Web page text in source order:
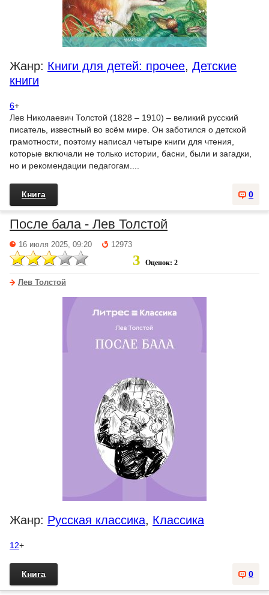
Жанр: Книги для детей: прочее, Детские
книги
6+
Лев Николаевич Толстой (1828 – 1910) – великий русский
писатель, известный во всём мире. Он заботился о детской
грамотности, поэтому написал четыре книги для чтения,
которые включали не только истории, басни, были и загадки,
но и рекомендации педагогам....
0
Книга
После бала - Лев Толстой
16 июля 2025, 09:20 12973
3 Оценок: 2
Лев Толстой
Жанр: Русская классика, Классика
12+
0
Книга